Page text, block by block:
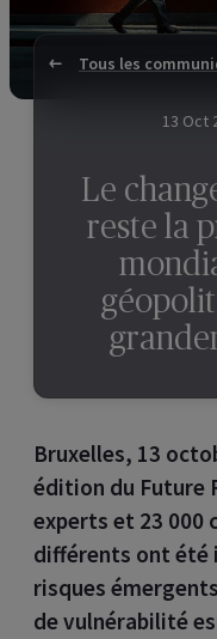
Tous les
13 Oct
Le
reste la
Bruxelles, 13
édition du Future
experts et 23 000
différents ont été
risques
de vulnérabilité